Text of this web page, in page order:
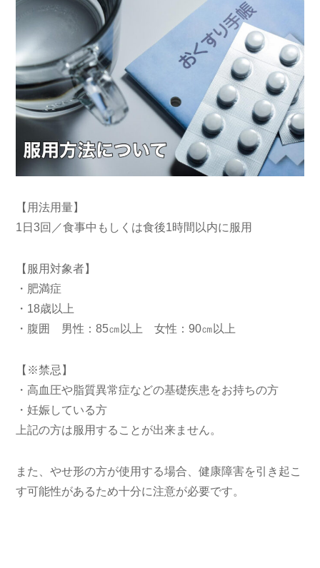
【用法用量】
1日3回／食事中もしくは食後1時間以内に服用
【服用対象者】
・肥満症
・18歳以上
・腹囲 男性：85㎝以上 女性：90㎝以上
【※禁忌】
・高血圧や脂質異常症などの基礎疾患をお持ちの方
・妊娠している方
上記の方は服用することが出来ません。
また、やせ形の方が使用する場合、健康障害を引き起こ
す可能性があるため十分に注意が必要です。